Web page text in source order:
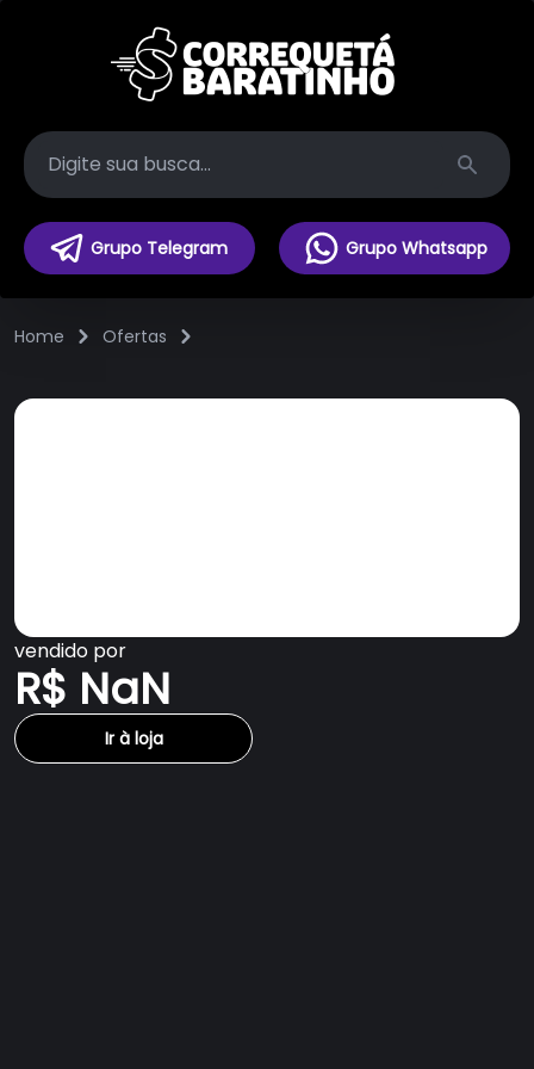
Search
Grupo Telegram Grupo Whatsapp
Home Ofertas
vendido por
R$ NaN
Ir à loja